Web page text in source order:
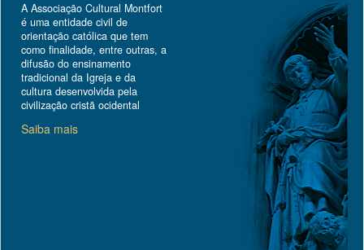
A Associação Cultural Montfort
é uma entidade civil de
orientação católica que tem
como finalidade, entre outras, a
difusão do ensinamento
tradicional da Igreja e da
cultura desenvolvida pela
civilização cristã ocidental
Saiba mais